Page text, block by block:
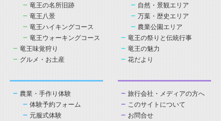
竜王の名所旧跡
竜王八景
竜王ハイキングコース
竜王ウォーキングコース
竜王味覚狩り
グルメ・お土産
自然・景観エリア
万葉・歴史エリア
農業公園エリア
竜王の祭りと伝統行事
竜王の魅力
花だより
農業・手作り体験
体験予約フォーム
元服式体験
旅行会社・メディアの方へ
このサイトについて
お問合せ